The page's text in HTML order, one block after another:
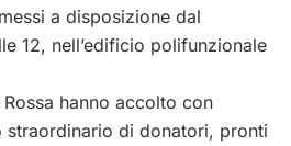
a disposizione dal
12, nell’edificio polifunzionale
hanno accolto con
straordinario di donatori, pronti